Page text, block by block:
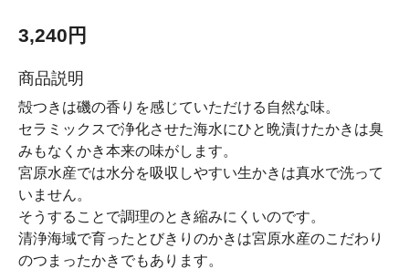
3,240円
商品説明
殻つきは磯の香りを感じていただける自然な味。
セラミックスで浄化させた海水にひと晩漬けたかきは臭
みもなくかき本来の味がします。
宮原水産では水分を吸収しやすい生かきは真水で洗って
いません。
そうすることで調理のとき縮みにくいのです。
清浄海域で育ったとびきりのかきは宮原水産のこだわり
のつまったかきでもあります。